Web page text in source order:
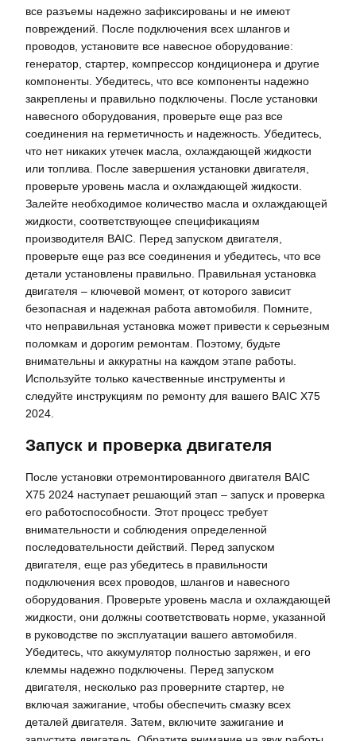
все разъемы надежно зафиксированы и не имеют
повреждений. После подключения всех шлангов и
проводов, установите все навесное оборудование:
генератор, стартер, компрессор кондиционера и другие
компоненты. Убедитесь, что все компоненты надежно
закреплены и правильно подключены. После установки
навесного оборудования, проверьте еще раз все
соединения на герметичность и надежность. Убедитесь,
что нет никаких утечек масла, охлаждающей жидкости
или топлива. После завершения установки двигателя,
проверьте уровень масла и охлаждающей жидкости.
Залейте необходимое количество масла и охлаждающей
жидкости, соответствующее спецификациям
производителя BAIC. Перед запуском двигателя,
проверьте еще раз все соединения и убедитесь, что все
детали установлены правильно. Правильная установка
двигателя – ключевой момент, от которого зависит
безопасная и надежная работа автомобиля. Помните,
что неправильная установка может привести к серьезным
поломкам и дорогим ремонтам. Поэтому, будьте
внимательны и аккуратны на каждом этапе работы.
Используйте только качественные инструменты и
следуйте инструкциям по ремонту для вашего BAIC X75
2024.
Запуск и проверка двигателя
После установки отремонтированного двигателя BAIC
X75 2024 наступает решающий этап – запуск и проверка
его работоспособности. Этот процесс требует
внимательности и соблюдения определенной
последовательности действий. Перед запуском
двигателя, еще раз убедитесь в правильности
подключения всех проводов, шлангов и навесного
оборудования. Проверьте уровень масла и охлаждающей
жидкости, они должны соответствовать норме, указанной
в руководстве по эксплуатации вашего автомобиля.
Убедитесь, что аккумулятор полностью заряжен, и его
клеммы надежно подключены. Перед запуском
двигателя, несколько раз проверните стартер, не
включая зажигание, чтобы обеспечить смазку всех
деталей двигателя. Затем, включите зажигание и